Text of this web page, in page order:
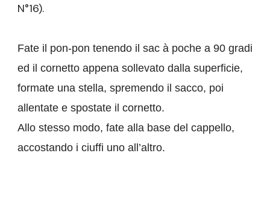
N°16).
Fate il pon-pon tenendo il sac à poche a 90 gradi
ed il cornetto appena sollevato dalla superficie,
formate una stella, spremendo il sacco, poi
allentate e spostate il cornetto.
Allo stesso modo, fate alla base del cappello,
accostando i ciuffi uno all’altro.